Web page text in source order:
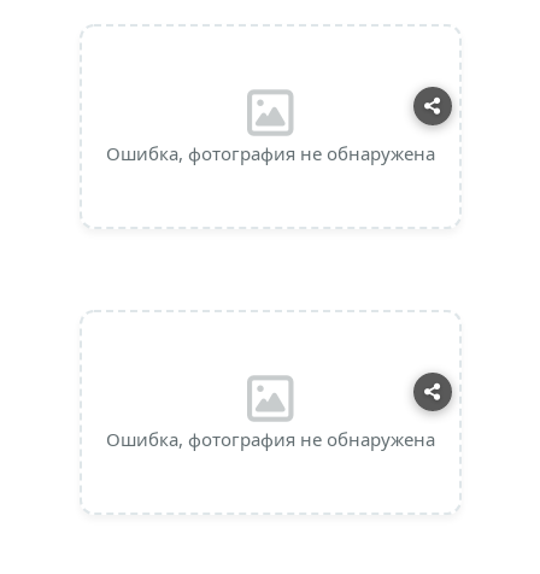
Ошибка, фотография не обнаружена
Ошибка, фотография не обнаружена